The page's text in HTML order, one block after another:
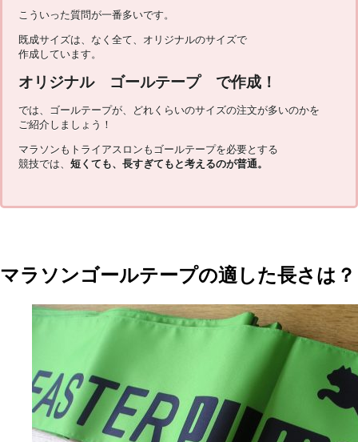
こういった質問が一番多いです。
既成サイズは、なく全て、オリジナルのサイズで
作成しています。
オリジナル ゴールテープ で作成！
では、ゴールテープが、どれくらいのサイズの注文が多いのかを
ご紹介しましょう！
マラソンもトライアスロンもゴールテープを必要とする
競技では、 短くても、長すぎてもと考えるのが普通。
マラソンゴールテープの適した長さは？